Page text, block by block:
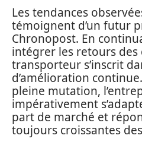
Les tendances
témoignent d’un futur
Chronopost. En
intégrer les retours des
transporteur s’inscrit
d’amélioration
pleine mutation,
impérativement
part de marché et
toujours croissantes